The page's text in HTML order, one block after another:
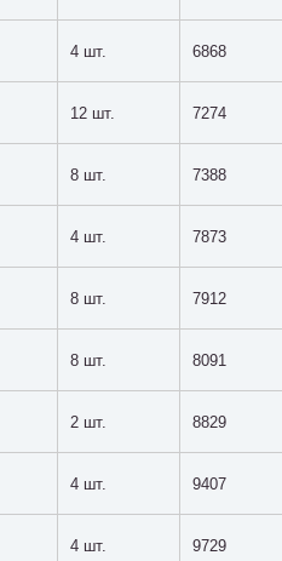
4 шт. 6868
12 шт. 7274
8 шт. 7388
4 шт. 7873
8 шт. 7912
8 шт. 8091
2 шт. 8829
4 шт. 9407
4 шт. 9729